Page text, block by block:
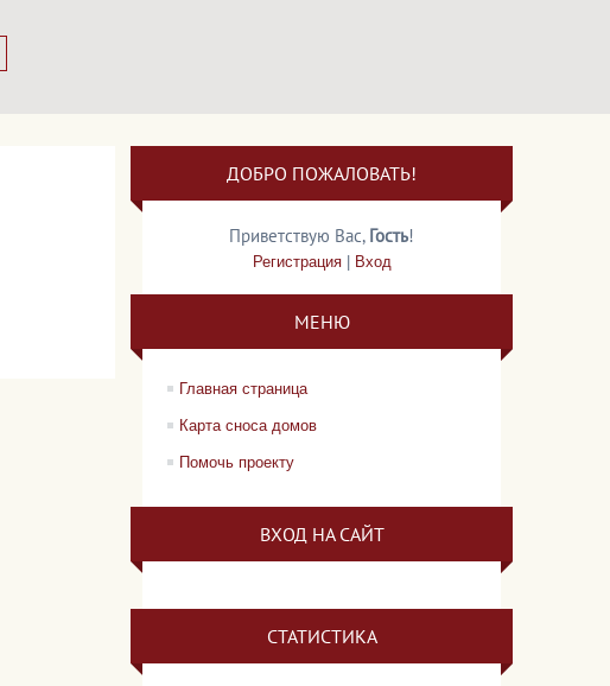
ДОБРО ПОЖАЛОВАТЬ!
Приветствую Вас, Гость!
Регистрация| Вход
МЕНЮ
Главная страница
Карта сноса домов
Помочь проекту
ВХОД НА САЙТ
СТАТИСТИКА